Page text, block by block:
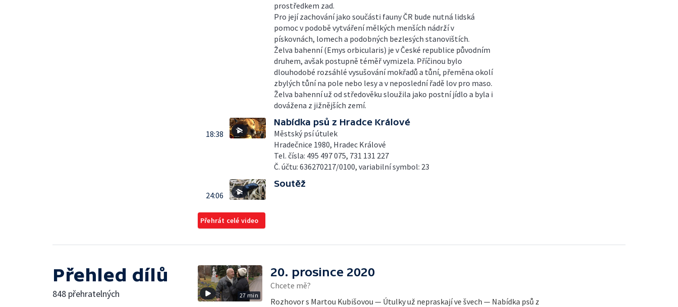
prostředkem zad.
Pro její zachování jako součásti fauny ČR bude nutná lidská
pomoc v podobě vytváření mělkých menších nádrží v
pískovnách, lomech a podobných bezlesých stanovištích.
Želva bahenní (Emys orbicularis) je v České republice původním
druhem, avšak postupně téměř vymizela. Příčinou bylo
dlouhodobé rozsáhlé vysušování mokřadů a tůní, přeměna okolí
zbylých tůní na pole nebo lesy a v neposlední řadě lov pro maso.
Želva bahenní už od středověku sloužila jako postní jídlo a byla i
dovážena z jižnějších zemí.
18:38
Nabídka psů z Hradce Králové
Městský psí útulek
Hradečnice 1980, Hradec Králové
Tel. čísla: 495 497 075, 731 131 227
Č. účtu: 636270217/0100, variabilní symbol: 23
24:06
Soutěž
Přehrát celé video
Přehled dílů
848 přehratelných 27 min
20. prosince 2020
Chcete mě?
Rozhovor s Martou Kubišovou — Útulky už nepraskají ve švech — Nabídka psů z